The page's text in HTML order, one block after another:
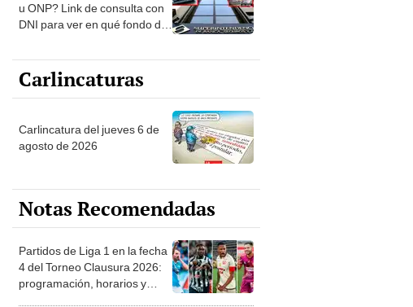
u ONP? Link de consulta con
DNI para ver en qué fondo de
Carlincaturas
Carlincatura del jueves 6 de
agosto de 2026
Notas Recomendadas
Partidos de Liga 1 en la fecha
4 del Torneo Clausura 2026:
programación, horarios y